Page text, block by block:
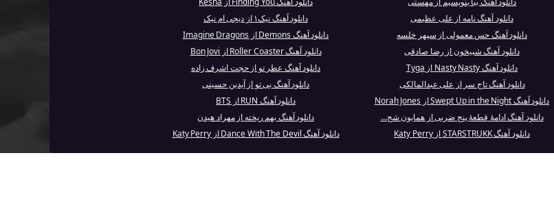
دانلود آهنگ نامه از علی عظیمی
دانلود آهنگ نیک۱ از دیجی ام نیک
دانلود آهنگ حس معمولی از سپهر خلسه
دانلود آهنگ Demons از Imagine Dragons
دانلود آهنگ شبیخون از رضا صادقی
دانلود آهنگ Roller Coaster از Bon Jovi
دانلود آهنگ Nasty Nasty از Tyga
دانلود آهنگ عطر تو از حجت اشرف زاده
دانلود آهنگ تاج سر از علی عبدالمالکی
دانلود آهنگ بی تو از آیدین حسینی
دانلود آهنگ Swept Up in the Night از Norah Jones
دانلود آهنگ RUN از BTS
دانلود آهنگ ادامهٔ قطعهٔ پنج‌ ضربی از همایون شج...
دانلود آهنگ بهم ریخته از مهراد هیدن
دانلود آهنگ STARSTRUKK از Katy Perry دانلود آهنگ Dance With The Devil از Katy Perry